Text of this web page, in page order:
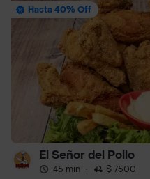
Hasta 40% Off
El Señor del Pollo
45 min · $ 7500